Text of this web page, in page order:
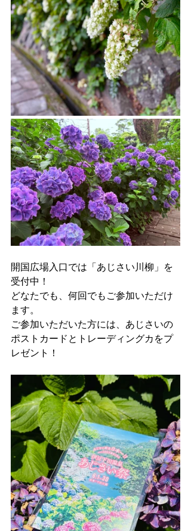
開国広場入口では「あじさい川柳」を
受付中！
どなたでも、何回でもご参加いただけ
ます。
ご参加いただいた方には、あじさいの
ポストカードとトレーディングカをプ
レゼント！